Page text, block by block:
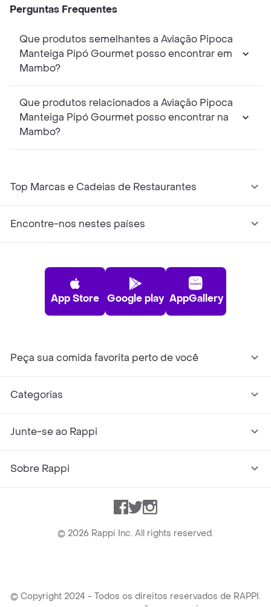
Perguntas Frequentes
Que produtos semelhantes a Aviação Pipoca
Manteiga Pipó Gourmet posso encontrar em
Mambo?
Que produtos relacionados a Aviação Pipoca
Manteiga Pipó Gourmet posso encontrar na
Mambo?
Top Marcas e Cadeias de Restaurantes
Encontre-nos nestes países
App Store Google play AppGallery
Peça sua comida favorita perto de você
Categorias
Junte-se ao Rappi
Sobre Rappi
Facebook
TwitterInstagram
© 2026 Rappi Inc. All rights reserved.
© Copyright 2024 - Todos os direitos reservados de RAPPI.